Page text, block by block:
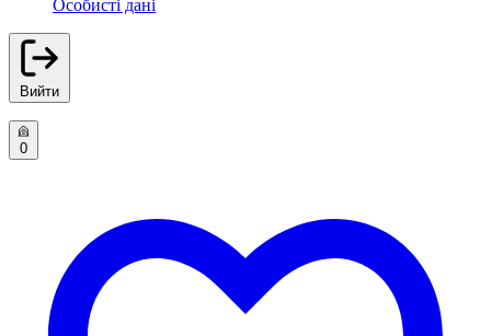
Особисті дані
Вийти
0